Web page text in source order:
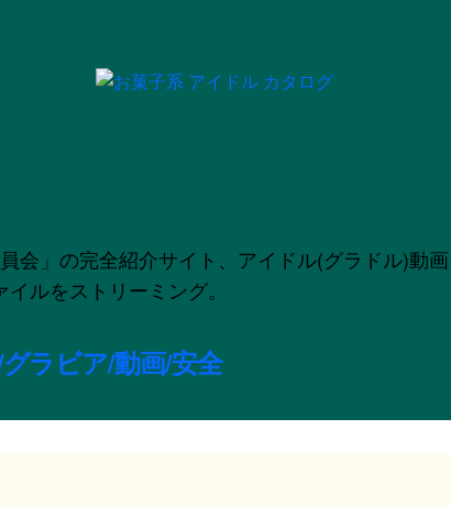
会」の完全紹介サイト、アイドル(グラドル)動
ルをストリーミング。
ラビア/動画/安全